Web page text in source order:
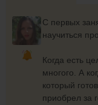
С первых
научиться
Когда есть
многого. А
который
приобрел за